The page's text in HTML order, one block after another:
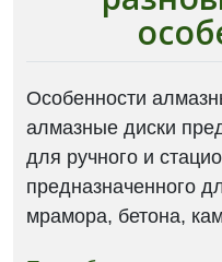
Особенности
алмазные диски
для ручного и
предназначенного
мрамора, бетона,